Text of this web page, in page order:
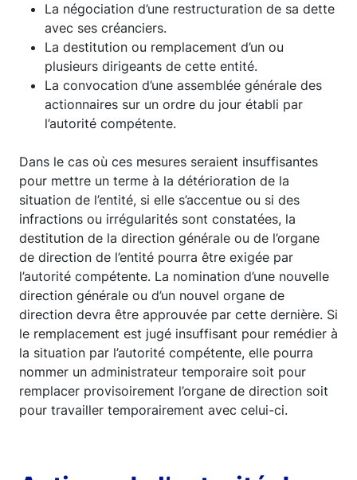
La négociation d’une restructuration de sa dette
avec ses créanciers.
La destitution ou remplacement d’un ou
plusieurs dirigeants de cette entité.
La convocation d’une assemblée générale des
actionnaires sur un ordre du jour établi par
l’autorité compétente.
Dans le cas où ces mesures seraient insuffisantes
pour mettre un terme à la détérioration de la
situation de l’entité, si elle s’accentue ou si des
infractions ou irrégularités sont constatées, la
destitution de la direction générale ou de l’organe
de direction de l’entité pourra être exigée par
l’autorité compétente. La nomination d’une nouvelle
direction générale ou d’un nouvel organe de
direction devra être approuvée par cette dernière. Si
le remplacement est jugé insuffisant pour remédier à
la situation par l’autorité compétente, elle pourra
nommer un administrateur temporaire soit pour
remplacer provisoirement l’organe de direction soit
pour travailler temporairement avec celui-ci.